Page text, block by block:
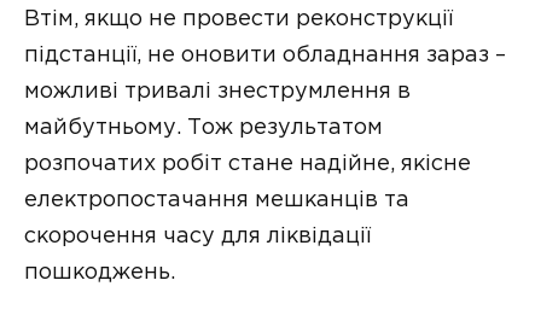
Втім, якщо не провести реконструкції
підстанції, не оновити обладнання зараз –
можливі тривалі знеструмлення в
майбутньому. Тож результатом
розпочатих робіт стане надійне, якісне
електропостачання мешканців та
скорочення часу для ліквідації
пошкоджень.